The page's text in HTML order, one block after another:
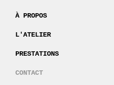
À PROPOS
L'ATELIER
PRESTATIONS
CONTACT